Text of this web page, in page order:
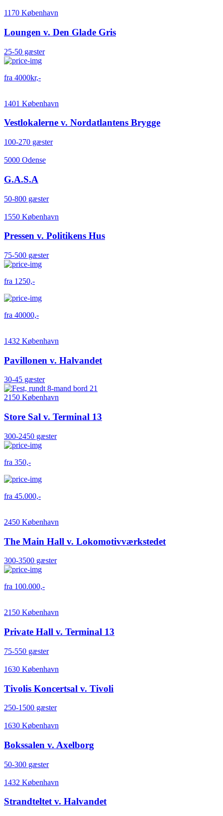
1170 København
Loungen v. Den Glade Gris
25-50 gæster
fra 4000kr,-
1401 København
Vestlokalerne v. Nordatlantens Brygge
100-270 gæster
5000 Odense
G.A.S.A
50-800 gæster
1550 København
Pressen v. Politikens Hus
75-500 gæster
fra 1250,-
fra 40000,-
1432 København
Pavillonen v. Halvandet
30-45 gæster
2150 København
Store Sal v. Terminal 13
300-2450 gæster
fra 350,-
fra 45.000,-
2450 København
The Main Hall v. Lokomotivværkstedet
300-3500 gæster
fra 100.000,-
2150 København
Private Hall v. Terminal 13
75-550 gæster
1630 København
Tivolis Koncertsal v. Tivoli
250-1500 gæster
1630 København
Bokssalen v. Axelborg
50-300 gæster
1432 København
Strandteltet v. Halvandet